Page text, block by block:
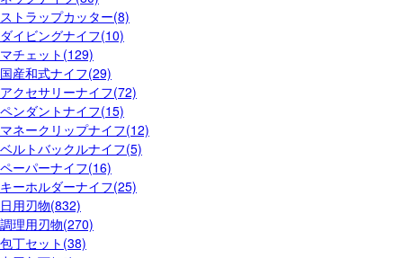
ストラップカッター(8)
ダイビングナイフ(10)
マチェット(129)
国産和式ナイフ(29)
アクセサリーナイフ(72)
ペンダントナイフ(15)
マネークリップナイフ(12)
ベルトバックルナイフ(5)
ペーパーナイフ(16)
キーホルダーナイフ(25)
日用刃物(832)
調理用刃物(270)
包丁セット(38)